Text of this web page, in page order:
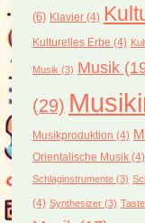
(6) Klavier(4)
Kulturelles Erbe (4)
Musik (3) Musik
(29)
Musikproduktion (4)
Orientalische Musik(4)
Schlaginstrumente(3)
(4) Synthesizer(3)